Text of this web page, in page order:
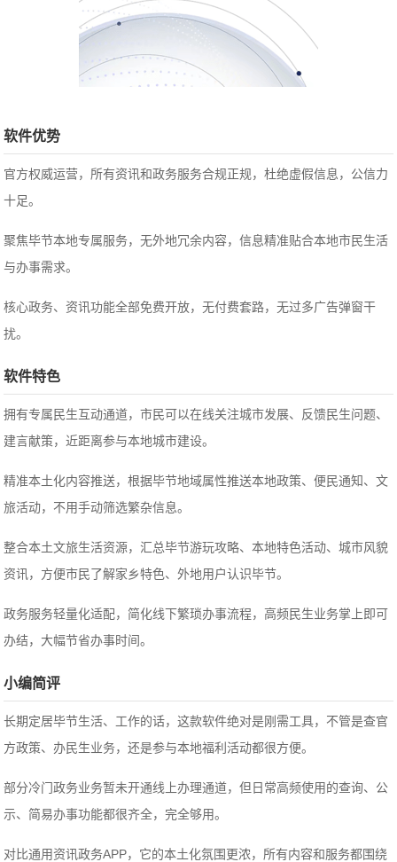
软件优势
官方权威运营，所有资讯和政务服务合规正规，杜绝虚假信息，公信力
十足。
聚焦毕节本地专属服务，无外地冗余内容，信息精准贴合本地市民生活
与办事需求。
核心政务、资讯功能全部免费开放，无付费套路，无过多广告弹窗干
扰。
软件特色
拥有专属民生互动通道，市民可以在线关注城市发展、反馈民生问题、
建言献策，近距离参与本地城市建设。
精准本土化内容推送，根据毕节地域属性推送本地政策、便民通知、文
旅活动，不用手动筛选繁杂信息。
整合本土文旅生活资源，汇总毕节游玩攻略、本地特色活动、城市风貌
资讯，方便市民了解家乡特色、外地用户认识毕节。
政务服务轻量化适配，简化线下繁琐办事流程，高频民生业务掌上即可
办结，大幅节省办事时间。
小编简评
长期定居毕节生活、工作的话，这款软件绝对是刚需工具，不管是查官
方政策、办民生业务，还是参与本地福利活动都很方便。
部分冷门政务业务暂未开通线上办理通道，但日常高频使用的查询、公
示、简易办事功能都很齐全，完全够用。
对比通用资讯政务APP，它的本土化氛围更浓，所有内容和服务都围绕